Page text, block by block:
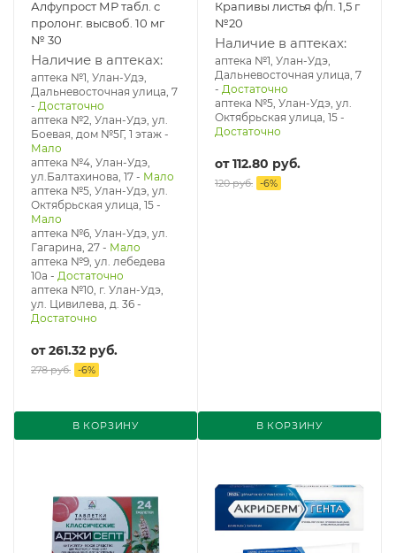
Алфупрост МР табл. с
пролонг. высвоб. 10 мг
№ 30
Наличие в аптеках:
аптека №1, Улан-Удэ,
Дальневосточная улица, 7
- Достаточно
аптека №2, Улан-Удэ, ул.
Боевая, дом №5Г, 1 этаж -
Мало
аптека №4, Улан-Удэ,
ул.Балтахинова, 17 - Мало
аптека №5, Улан-Удэ, ул. ​
Октябрьская улица, 15 -
Мало
аптека №6, Улан-Удэ, ул.
Гагарина, 27 - Мало
аптека №9, ул. лебедева
10а - Достаточно
аптека №10, г. Улан-Удэ,
ул. Цивилева, д. 36 -
Достаточно
от261.32 руб.
278 руб. -6%
В КОРЗИНУ
Крапивы листья ф/п. 1,5 г
№20
Наличие в аптеках:
аптека №1, Улан-Удэ,
Дальневосточная улица, 7
- Достаточно
аптека №5, Улан-Удэ, ул. ​
Октябрьская улица, 15 -
Достаточно
от112.80 руб.
120 руб. -6%
В КОРЗИНУ